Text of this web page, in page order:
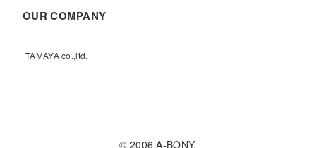
OUR COMPANY
TAMAYA co.,ltd.
© 2006 A-BONY.